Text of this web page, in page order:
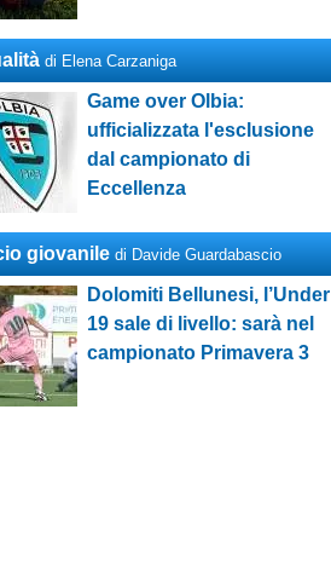
di Elena Carzaniga
Game over Olbia:
ufficializzata l'esclusione
dal campionato di
Eccellenza
giovanile di Davide Guardabascio
Dolomiti Bellunesi, l’Under
19 sale di livello: sarà nel
campionato Primavera 3